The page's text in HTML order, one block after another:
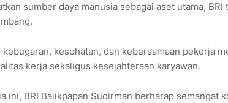
sumber daya manusia sebagai aset utama,
kesehatan, dan kebersamaan pekerja
kerja sekaligus kesejahteraan karyawan.
ini, BRI Balikpapan Sudirman berharap semangat